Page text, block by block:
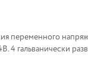
переменного
гальванически